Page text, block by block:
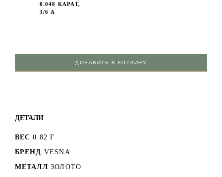
0.048 КАРАТ,
3/6 А
ДОБАВИТЬ В КОРЗИНУ
ДЕТАЛИ
ВЕС 0.82 Г
БРЕНД VESNA
МЕТАЛЛ ЗОЛОТО